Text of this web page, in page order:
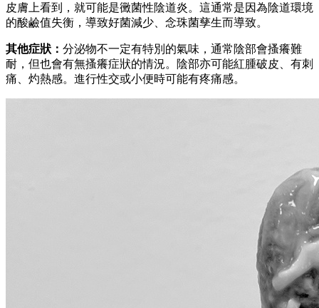
皮膚上看到，就可能是黴菌性陰道炎。這通常是因為陰道環境
的酸鹼值失衡，導致好菌減少、念珠菌孳生而導致。
其他症狀： 分泌物不一定有特別的氣味，通常陰部會搔癢難
耐，但也會有無搔癢症狀的情況。陰部亦可能紅腫破皮、有刺
痛、灼熱感。進行性交或小便時可能有疼痛感。